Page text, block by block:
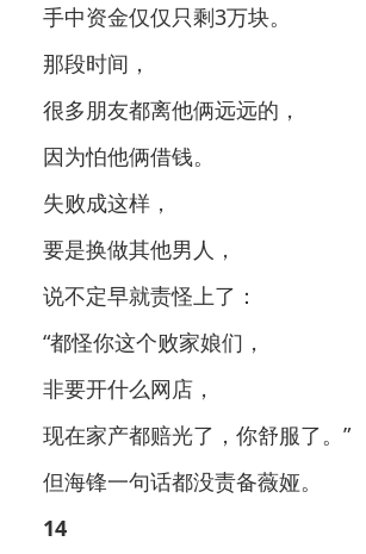
手中资金仅仅只剩3万块。
那段时间，
很多朋友都离他俩远远的，
因为怕他俩借钱。
失败成这样，
要是换做其他男人，
说不定早就责怪上了：
“都怪你这个败家娘们，
非要开什么网店，
现在家产都赔光了，你舒服了。”
但海锋一句话都没责备薇娅。
14